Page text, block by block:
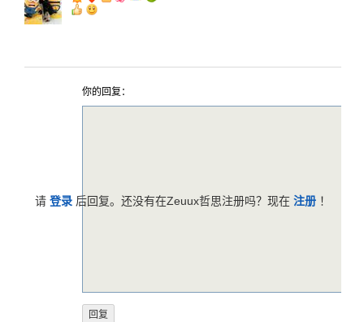
你的回复：
请 登录 后回复。还没有在Zeuux哲思注册吗？现在 注册 ！